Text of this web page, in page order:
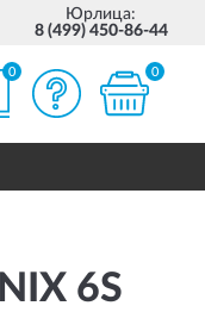
РОССИИ
Юрлица:
8 (499) 450-86-44
0 0
6S